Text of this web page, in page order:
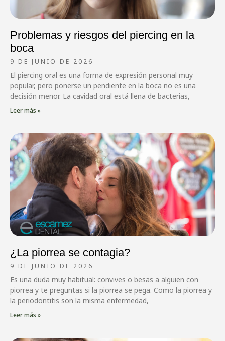
Problemas y riesgos del piercing en la
boca
9 DE JUNIO DE 2026
El piercing oral es una forma de expresión personal muy
popular, pero ponerse un pendiente en la boca no es una
decisión menor. La cavidad oral está llena de bacterias,
Leer más »
¿La piorrea se contagia?
9 DE JUNIO DE 2026
Es una duda muy habitual: convives o besas a alguien con
piorrea y te preguntas si la piorrea se pega. Como la piorrea y
la periodontitis son la misma enfermedad,
Leer más »